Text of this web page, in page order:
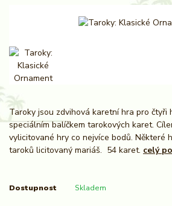
Taroky jsou zdvihová karetní hra pro čtyři
speciálním balíčkem tarokových karet.
vylicitované hry co nejvíce bodů. Některé
taroků licitovaný mariáš. 54 karet. celý
Dostupnost Skladem